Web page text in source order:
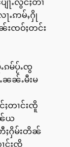
ျႃႉလွင်ႈတၢ
ႃႉဢမ်ႇႁို
းၸဝ်ႈတင်း
ၵမ်ပႂ်ႉၸွ
ၼၼ်ႉမီးမ
ႈတၢင်းၸိူ
ၼ်ယ
တီႈႁိမ်းတိၼ်
င်းၸိူ